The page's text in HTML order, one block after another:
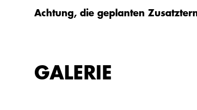
Achtung, die geplanten
GALERIE